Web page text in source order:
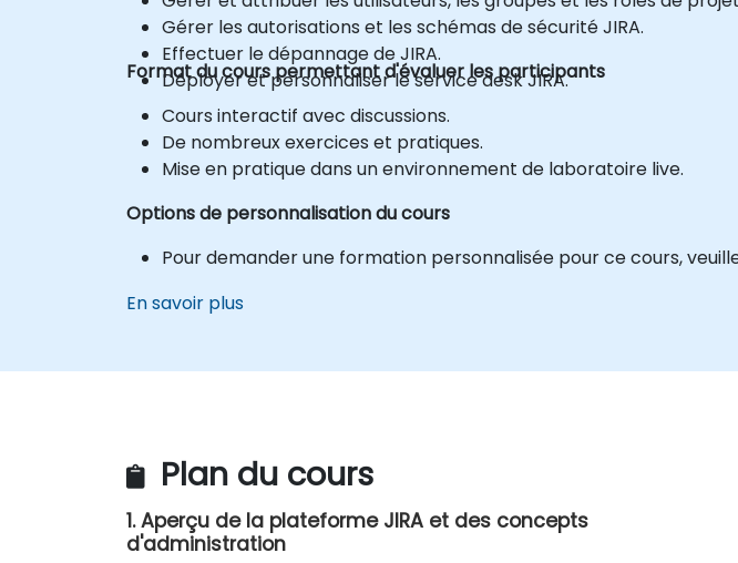
Gérer les autorisations et les schémas de sécurité JIRA.
Effectuer le dépannage de JIRA.
Déployer et personnaliser le service desk JIRA.
Format du cours permettant d'évaluer les participants
Cours interactif avec discussions.
De nombreux exercices et pratiques.
Mise en pratique dans un environnement de laboratoire live.
Options de personnalisation du cours
Pour demander une formation personnalisée pour ce cours,
En savoir plus
Plan du cours
1. Aperçu de la plateforme JIRA et des concepts
d'administration